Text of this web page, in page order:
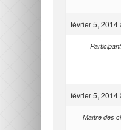
février 5, 2014
Participant
février 5, 2014
Maître des